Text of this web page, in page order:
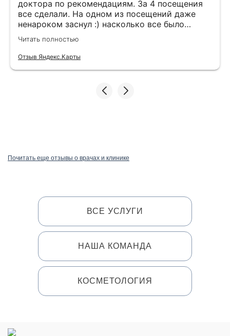
доктора по рекомендациям. За 4 посещения
все сделали. На одном из посещений даже
ненароком заснул :) насколько все было
комфортно :) Всему персоналу большая
благодарность за качественный сервис!
Читать полностью
Отзыв Яндекс.Карты
Почитать еще отзывы о врачах и клинике
ВСЕ УСЛУГИ
НАША КОМАНДА
КОСМЕТОЛОГИЯ